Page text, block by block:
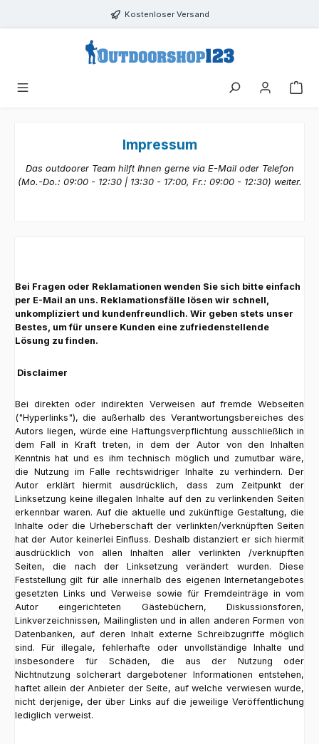
Zum Hauptinhalt springen Kostenloser Versand
Impressum
Das outdoorer Team hilft Ihnen gerne via E-Mail oder Telefon
(Mo.-Do.: 09:00 - 12:30 | 13:30 - 17:00, Fr.: 09:00 - 12:30) weiter.
Bei Fragen oder Reklamationen wenden Sie sich bitte einfach
per E-Mail an uns. Reklamationsfälle lösen wir schnell,
unkompliziert und kundenfreundlich. Wir geben stets unser
Bestes, um für unsere Kunden eine zufriedenstellende
Lösung zu finden.
Disclaimer
Bei direkten oder indirekten Verweisen auf fremde Webseiten
("Hyperlinks"), die außerhalb des Verantwortungsbereiches des
Autors liegen, würde eine Haftungsverpflichtung ausschließlich in
dem Fall in Kraft treten, in dem der Autor von den Inhalten
Kenntnis hat und es ihm technisch möglich und zumutbar wäre,
die Nutzung im Falle rechtswidriger Inhalte zu verhindern. Der
Autor erklärt hiermit ausdrücklich, dass zum Zeitpunkt der
Linksetzung keine illegalen Inhalte auf den zu verlinkenden Seiten
erkennbar waren. Auf die aktuelle und zukünftige Gestaltung, die
Inhalte oder die Urheberschaft der verlinkten/verknüpften Seiten
hat der Autor keinerlei Einfluss. Deshalb distanziert er sich hiermit
ausdrücklich von allen Inhalten aller verlinkten /verknüpften
Seiten, die nach der Linksetzung verändert wurden. Diese
Feststellung gilt für alle innerhalb des eigenen Internetangebotes
gesetzten Links und Verweise sowie für Fremdeinträge in vom
Autor eingerichteten Gästebüchern, Diskussionsforen,
Linkverzeichnissen, Mailinglisten und in allen anderen Formen von
Datenbanken, auf deren Inhalt externe Schreibzugriffe möglich
sind. Für illegale, fehlerhafte oder unvollständige Inhalte und
insbesondere für Schäden, die aus der Nutzung oder
Nichtnutzung solcherart dargebotener Informationen entstehen,
haftet allein der Anbieter der Seite, auf welche verwiesen wurde,
nicht derjenige, der über Links auf die jeweilige Veröffentlichung
lediglich verweist.